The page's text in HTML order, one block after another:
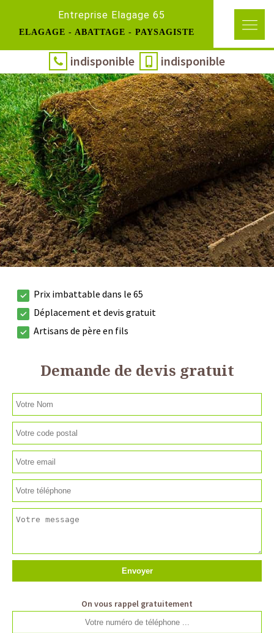
Entreprise Elagage 65
ELAGAGE - ABATTAGE - PAYSAGISTE
indisponible indisponible
Prix imbattable dans le 65
Déplacement et devis gratuit
Artisans de père en fils
Demande de devis gratuit
On vous rappel gratuitement